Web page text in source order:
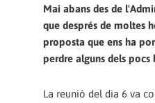
Mai abans des de
que després de moltes
proposta que ens ha
perdre alguns dels
La reunió del dia 6 va